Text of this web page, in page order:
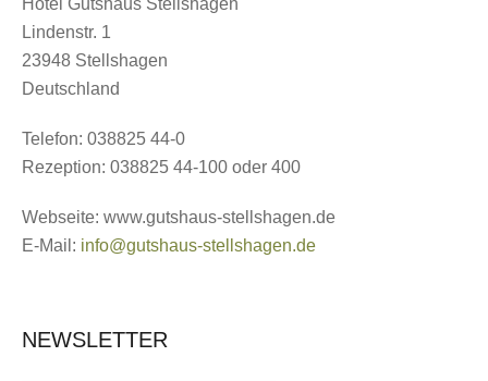
Lindenstr. 1
23948 Stellshagen
Deutschland
Telefon: 038825 44-0
Rezeption: 038825 44-100 oder 400
Webseite: www.gutshaus-stellshagen.de
E-Mail: info@gutshaus-stellshagen.de
NEWSLETTER